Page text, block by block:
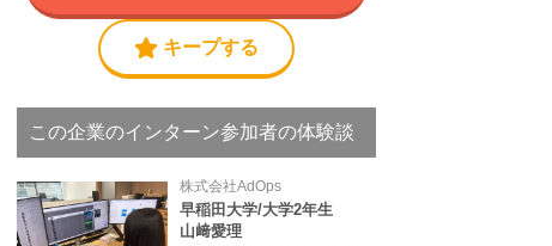
キープする
この企業のインターン参加者の体験談
株式会社AdOps
早稲田大学/大学2年生
山﨑愛理